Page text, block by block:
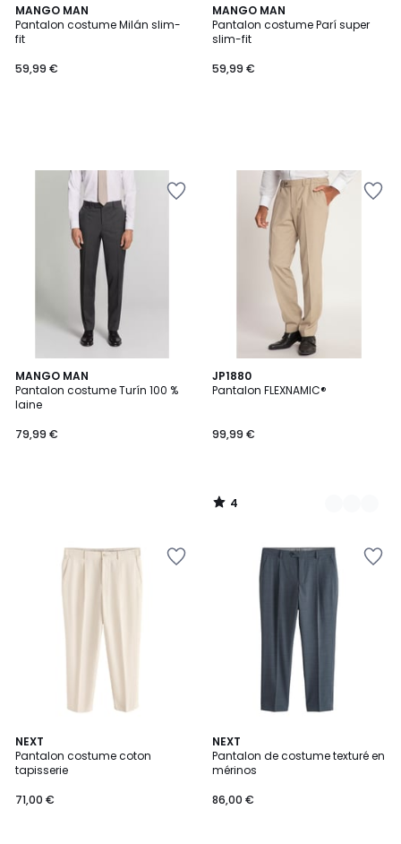
MANGO MAN
Pantalon costume Milán slim-
fit
59,99 €
MANGO MAN
Pantalon costume Parí super
slim-fit
59,99 €
MANGO MAN
Pantalon costume Turín 100 %
laine
79,99 €
JP1880
Pantalon FLEXNAMIC®
99,99 €
4
/
3
Couleurs
4
/
NEXT
Pantalon costume coton
tapisserie
71,00 €
NEXT
Pantalon de costume texturé en
mérinos
86,00 €
4
Couleurs